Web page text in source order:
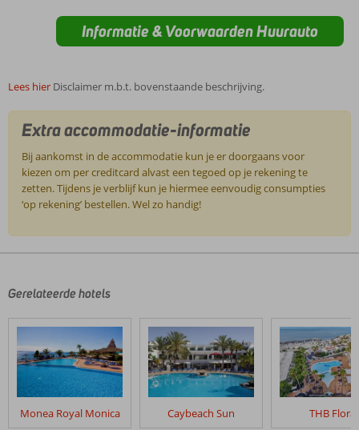
Informatie & Voorwaarden Huurauto
Lees hier Disclaimer m.b.t. bovenstaande beschrijving.
Extra accommodatie-informatie
Bij aankomst in de accommodatie kun je er doorgaans voor
kiezen om per creditcard alvast een tegoed op je rekening te
zetten. Tijdens je verblijf kun je hiermee eenvoudig consumpties
‘op rekening’ bestellen. Wel zo handig!
door
klanten
geschreven
na
verblijf
Fly
Gerelateerde hotels
Monea Royal Monica Caybeach Sun THB Flora